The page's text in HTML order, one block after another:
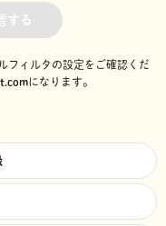
する
フィルタの設定をご確認くだ
になります。